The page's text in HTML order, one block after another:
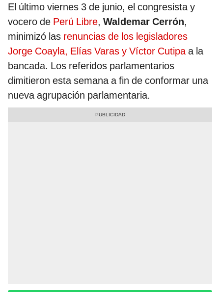
El último viernes 3 de junio, el congresista y
vocero de Perú Libre, Waldemar Cerrón,
minimizó las renuncias de los legisladores
Jorge Coayla, Elías Varas y Víctor Cutipaa la
bancada. Los referidos parlamentarios
dimitieron esta semana a fin de conformar una
nueva agrupación parlamentaria.